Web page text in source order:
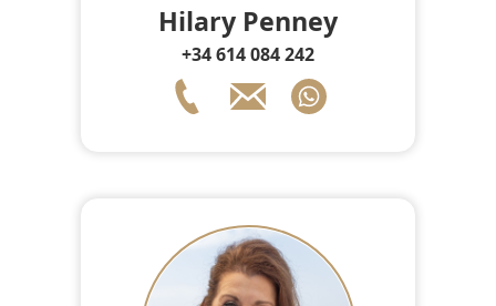
Hilary Penney
+34 614 084 242